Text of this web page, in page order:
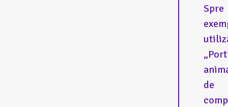
Spre
de